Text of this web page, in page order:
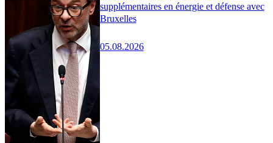
supplémentaires en énergie et défense avec
Bruxelles
05.08.2026